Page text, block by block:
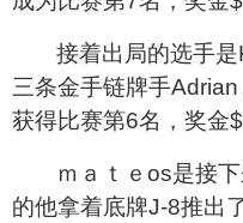
接着出局的选手
三条金手链牌手
获得比赛第6名，奖金
ｍａｔｅos是接
的他拿着底牌J-8推出